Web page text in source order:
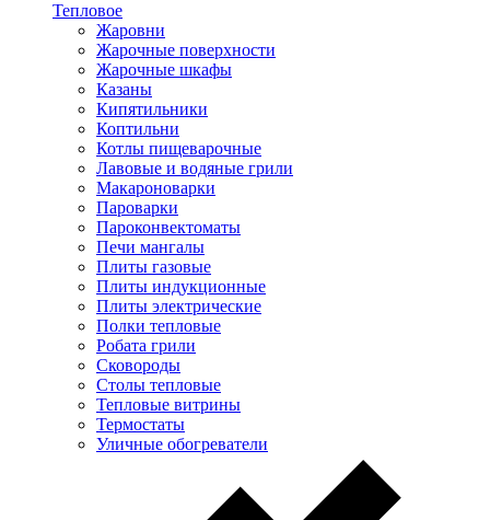
Тепловое
Жаровни
Жарочные поверхности
Жарочные шкафы
Казаны
Кипятильники
Коптильни
Котлы пищеварочные
Лавовые и водяные грили
Макароноварки
Пароварки
Пароконвектоматы
Печи мангалы
Плиты газовые
Плиты индукционные
Плиты электрические
Полки тепловые
Робата грили
Сковороды
Столы тепловые
Тепловые витрины
Термостаты
Уличные обогреватели